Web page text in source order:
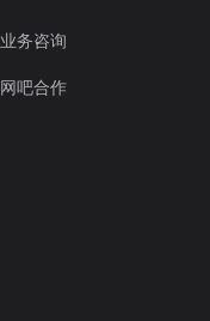
业务咨询
网吧合作